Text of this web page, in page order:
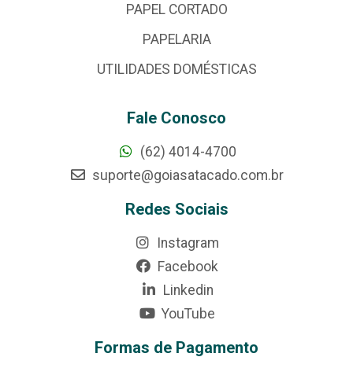
PAPEL CORTADO
PAPELARIA
UTILIDADES DOMÉSTICAS
Fale Conosco
(62) 4014-4700
suporte@goiasatacado.com.br
Redes Sociais
Instagram
Facebook
Linkedin
YouTube
Formas de Pagamento